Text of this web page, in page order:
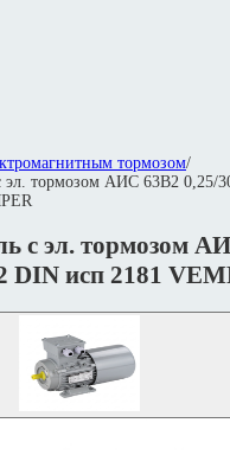
тормозом/
эл. тормозом АИС 63В2 0,25/
с эл. тормозом
DIN исп 2181